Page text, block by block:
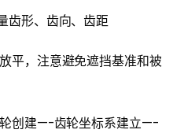
齿形、齿向、齿距
平，注意避免遮挡基准和被
创建—-齿轮坐标系建立—-